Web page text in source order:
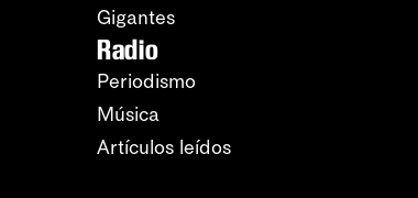
Gigantes
Radio
Periodismo
Música
Artículos leídos